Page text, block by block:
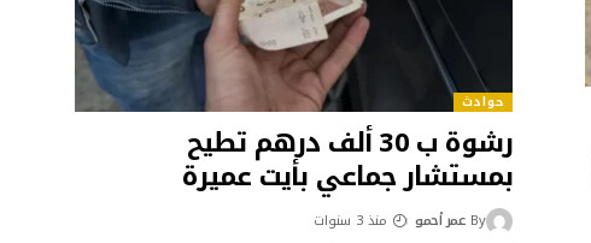
حوادث
رشوة ب 30 ألف درهم تطيح
بمستشار جماعي بأيت عميرة
By عمر أحمو منذ 3 سنوات